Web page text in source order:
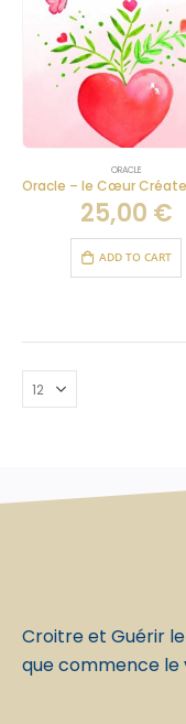
ORACLE
25,00 €
ADD TO CART
Croitre et Guérir
que commence le